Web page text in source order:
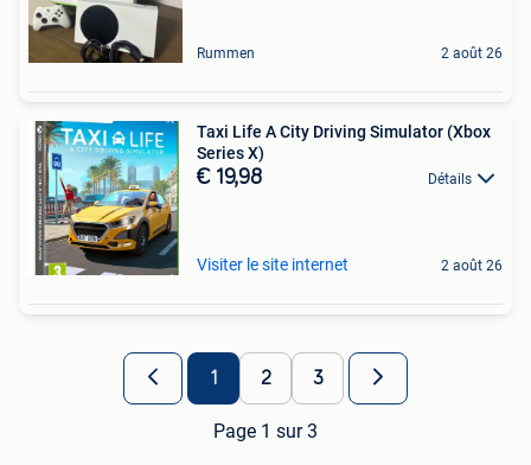
Rummen 2 août 26
Taxi Life A City Driving Simulator (Xbox
Series X)
€ 19,98 Détails
Visiter le site internet 2 août 26
1 2 3
Page 1 sur 3